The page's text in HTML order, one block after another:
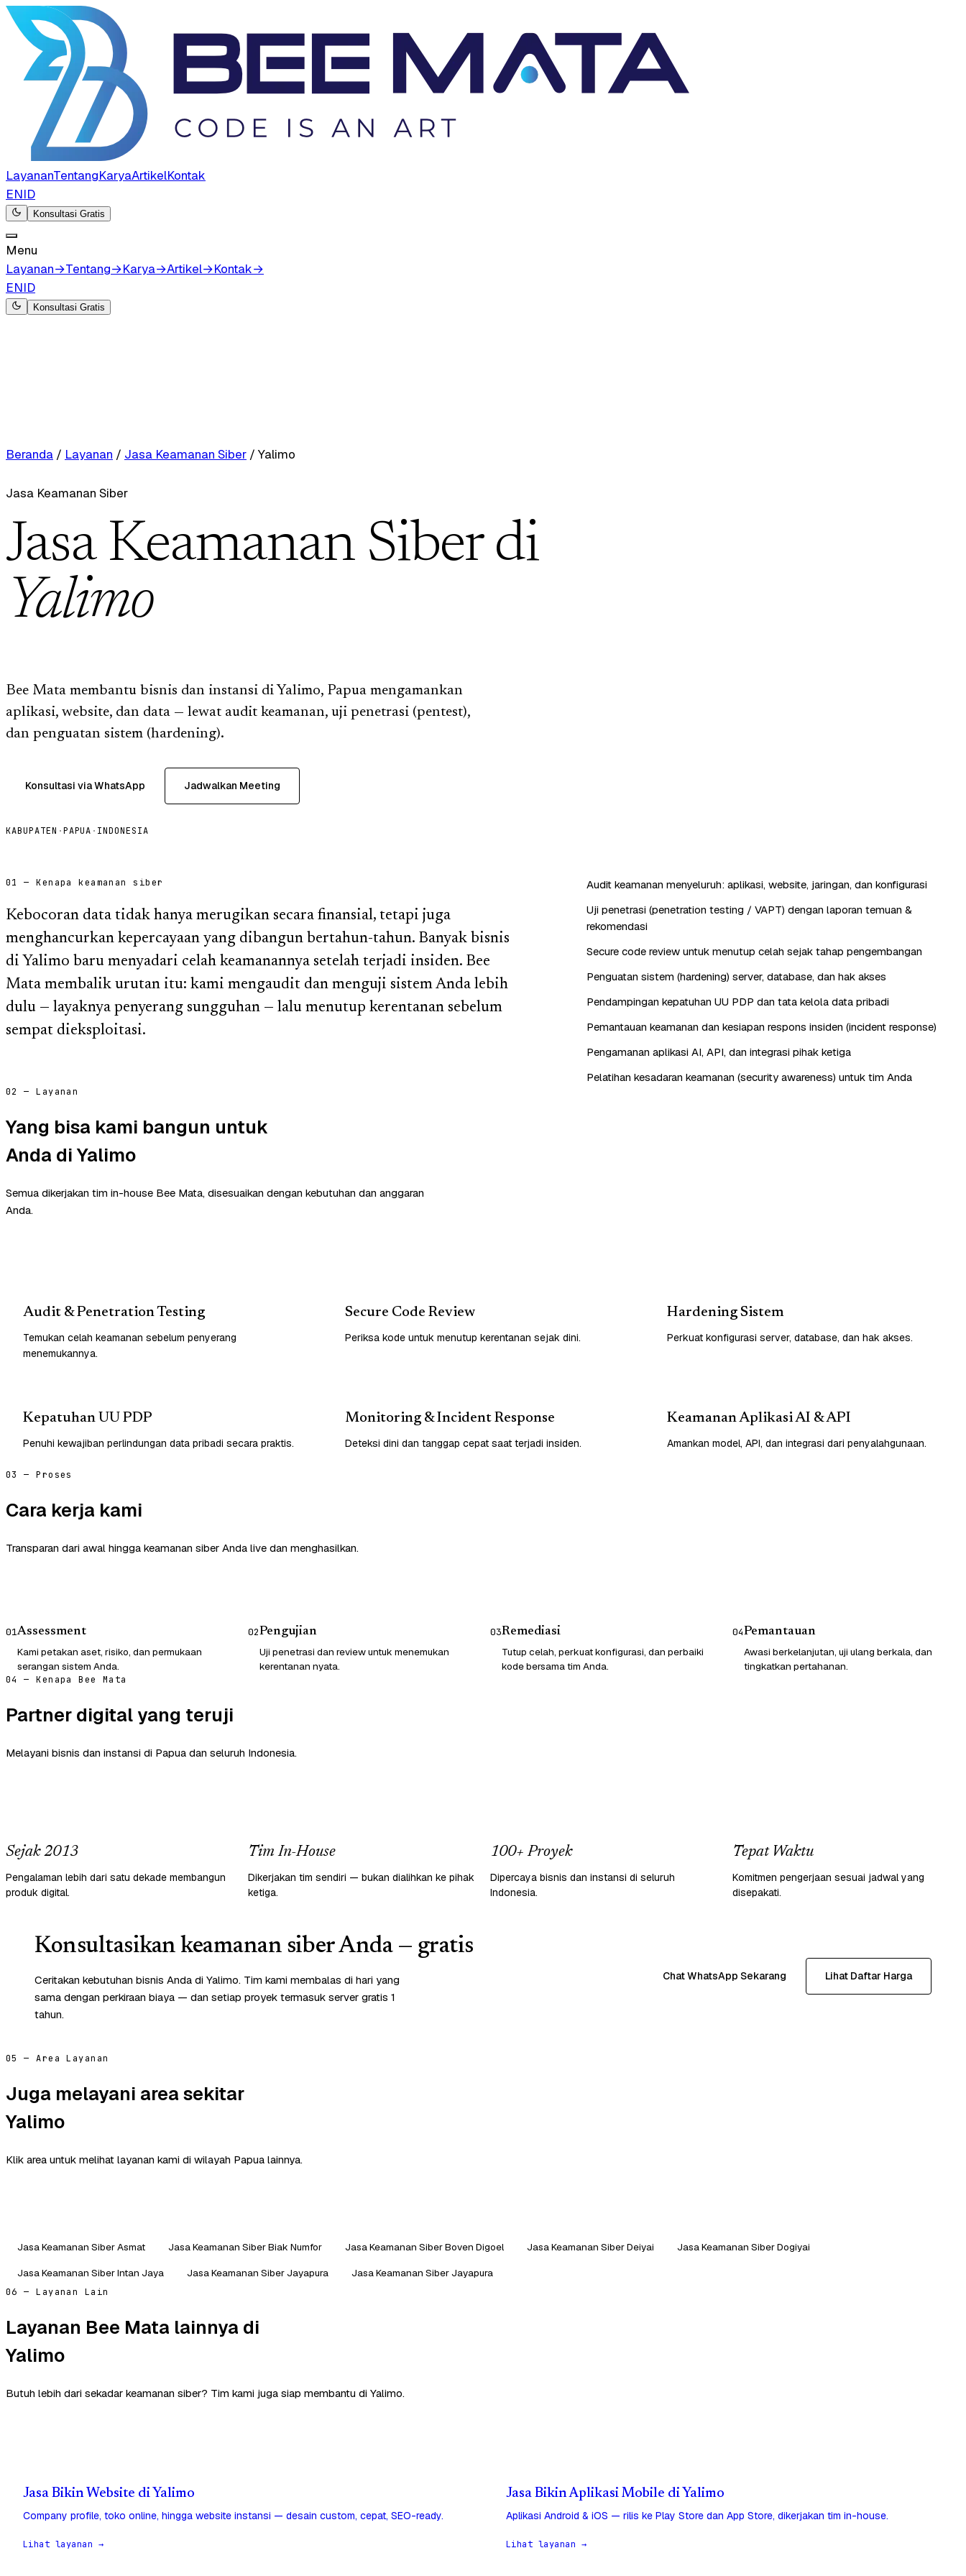
LayananTentangKaryaArtikelKontak
ENID
Konsultasi Gratis
Menu
Layanan→Tentang→Karya→Artikel→Kontak→
ENID
Konsultasi Gratis
Beranda / Layanan / Jasa Keamanan Siber / Yalimo
Jasa Keamanan Siber
Jasa Keamanan Siber di
Yalimo
Bee Mata membantu bisnis dan instansi di Yalimo, Papua mengamankan
aplikasi, website, dan data — lewat audit keamanan, uji penetrasi (pentest),
dan penguatan sistem (hardening).
Konsultasi via WhatsApp Jadwalkan Meeting
KABUPATEN ·PAPUA · INDONESIA
01 — Kenapa keamanan siber
Kebocoran data tidak hanya merugikan secara finansial, tetapi juga
menghancurkan kepercayaan yang dibangun bertahun-tahun. Banyak bisnis
di Yalimo baru menyadari celah keamanannya setelah terjadi insiden. Bee
Mata membalik urutan itu: kami mengaudit dan menguji sistem Anda lebih
dulu — layaknya penyerang sungguhan — lalu menutup kerentanan sebelum
sempat dieksploitasi.
Audit keamanan menyeluruh: aplikasi, website, jaringan, dan konfigurasi
Uji penetrasi (penetration testing / VAPT) dengan laporan temuan &
rekomendasi
Secure code review untuk menutup celah sejak tahap pengembangan
Penguatan sistem (hardening) server, database, dan hak akses
Pendampingan kepatuhan UU PDP dan tata kelola data pribadi
Pemantauan keamanan dan kesiapan respons insiden (incident response)
Pengamanan aplikasi AI, API, dan integrasi pihak ketiga
Pelatihan kesadaran keamanan (security awareness) untuk tim Anda
02 — Layanan
Yang bisa kami bangun untuk
Anda di Yalimo
Semua dikerjakan tim in-house Bee Mata, disesuaikan dengan kebutuhan dan anggaran
Anda.
Audit & Penetration Testing
Temukan celah keamanan sebelum penyerang
menemukannya.
Secure Code Review
Periksa kode untuk menutup kerentanan sejak dini.
Hardening Sistem
Perkuat konfigurasi server, database, dan hak akses.
Kepatuhan UU PDP
Penuhi kewajiban perlindungan data pribadi secara praktis.
Monitoring & Incident Response
Deteksi dini dan tanggap cepat saat terjadi insiden.
Keamanan Aplikasi AI & API
Amankan model, API, dan integrasi dari penyalahgunaan.
03 — Proses
Cara kerja kami
Transparan dari awal hingga keamanan siber Anda live dan menghasilkan.
01Assessment
Kami petakan aset, risiko, dan permukaan
serangan sistem Anda.
02Pengujian
Uji penetrasi dan review untuk menemukan
kerentanan nyata.
03Remediasi
Tutup celah, perkuat konfigurasi, dan perbaiki
kode bersama tim Anda.
04Pemantauan
Awasi berkelanjutan, uji ulang berkala, dan
tingkatkan pertahanan.
04 — Kenapa Bee Mata
Partner digital yang teruji
Melayani bisnis dan instansi di Papua dan seluruh Indonesia.
Sejak 2013
Pengalaman lebih dari satu dekade membangun
produk digital.
Tim In-House
Dikerjakan tim sendiri — bukan dialihkan ke pihak
ketiga.
100+ Proyek
Dipercaya bisnis dan instansi di seluruh
Indonesia.
Tepat Waktu
Komitmen pengerjaan sesuai jadwal yang
disepakati.
Konsultasikan keamanan siber Anda — gratis
Ceritakan kebutuhan bisnis Anda di Yalimo. Tim kami membalas di hari yang
sama dengan perkiraan biaya — dan setiap proyek termasuk server gratis 1
tahun.
Chat WhatsApp Sekarang Lihat Daftar Harga
05 — Area Layanan
Juga melayani area sekitar
Yalimo
Klik area untuk melihat layanan kami di wilayah Papua lainnya.
Jasa Keamanan Siber Asmat Jasa Keamanan Siber Biak Numfor Jasa Keamanan Siber Boven Digoel Jasa Keamanan Siber Deiyai
Jasa Keamanan Siber Dogiyai
Jasa Keamanan Siber Intan Jaya
Jasa Keamanan Siber Jayapura Jasa Keamanan Siber Jayapura
06 — Layanan Lain
Layanan Bee Mata lainnya di
Yalimo
Butuh lebih dari sekadar keamanan siber? Tim kami juga siap membantu di Yalimo.
Jasa Bikin Website di Yalimo
Company profile, toko online, hingga website instansi — desain custom, cepat, SEO-ready.
Lihat layanan →
Jasa Bikin Aplikasi Mobile di Yalimo
Aplikasi Android & iOS — rilis ke Play Store dan App Store, dikerjakan tim in-house.
Lihat layanan →